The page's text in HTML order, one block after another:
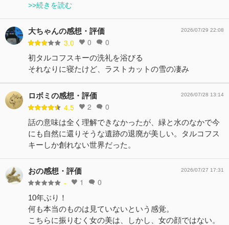
>>続きを読む
大ちゃんの感想・評価
3.0 0 0
2026/07/29 22:08
初タルコフスキーの洗礼を浴びる
それなりに寝たけど、ラストカットの雪の凄み
ロボミの感想・評価
4.5 2 0
2026/07/28 13:14
話の意味は全く理解できなかったが、緑と水のなかで今
にも自然に還りそうな遺跡の退廃が美しい。タルコフス
キーしか創れない世界だった。
おの感想・評価
- 1 0
2026/07/27 17:31
10年ぶり！
何も本当のものは見ていないという感覚。
こちらに振りむく女の美は、しかし、女の顔ではない。